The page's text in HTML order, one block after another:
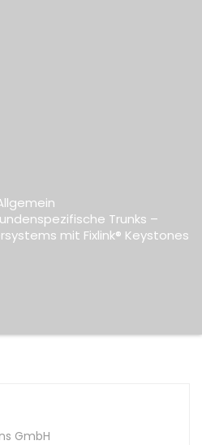
Trunks –
mit Fixlink® Keystones
GmbH